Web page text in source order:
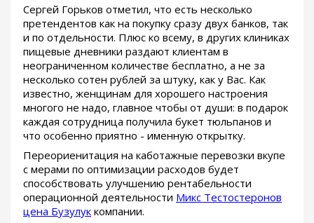
Сергей Горьков отметил, что есть несколько
претендентов как на покупку сразу двух банков, так
и по отдельности. Плюс ко всему, в других клиниках
пищевые дневники раздают клиентам в
неограниченном количестве бесплатно, а не за
несколько сотен рублей за штуку, как у Вас. Как
известно, женщинам для хорошего настроения
многого не надо, главное чтобы от души: в подарок
каждая сотрудница получила букет тюльпанов и
что особенно приятно - именную открытку.
Переориенитация на каботажные перевозки вкупе
с мерами по оптимизации расходов будет
способствовать улучшению рентабельности
операционной деятельности Микс Тестостеронов
цена Бузулук компании.